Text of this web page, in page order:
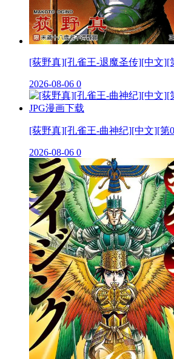
[荻野真][孔雀王-退魔圣传][中文][
2026-08-06 0
[荻野真][孔雀王-曲神纪][中文][第
2026-08-06 0